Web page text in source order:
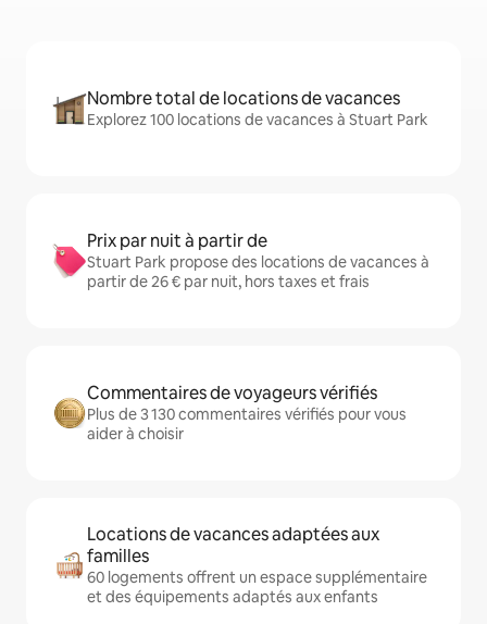
Nombre total de locations de vacances
Explorez 100 locations de vacances à Stuart Park
Prix par nuit à partir de
Stuart Park propose des locations de vacances à
partir de 26 € par nuit, hors taxes et frais
Commentaires de voyageurs vérifiés
Plus de 3 130 commentaires vérifiés pour vous
aider à choisir
Locations de vacances adaptées aux
familles
60 logements offrent un espace supplémentaire
et des équipements adaptés aux enfants